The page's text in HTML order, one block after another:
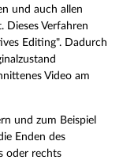
und auch allen
Dieses Verfahren
Editing". Dadurch
Video am
und zum Beispiel
Enden des
oder rechts